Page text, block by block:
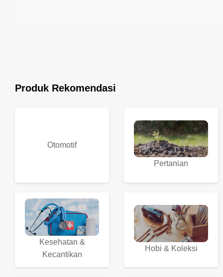
Produk Rekomendasi
Otomotif
Pertanian
Kesehatan &
Kecantikan
Hobi & Koleksi